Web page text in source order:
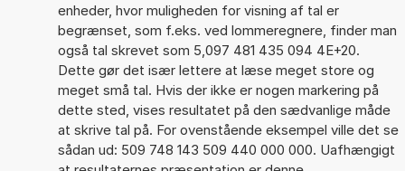
enheder, hvor muligheden for visning af tal er
begrænset, som f.eks. ved lommeregnere, finder man
også tal skrevet som 5,097 481 435 094 4E+20.
Dette gør det især lettere at læse meget store og
meget små tal. Hvis der ikke er nogen markering på
dette sted, vises resultatet på den sædvanlige måde
at skrive tal på. For ovenstående eksempel ville det se
sådan ud: 509 748 143 509 440 000 000. Uafhængigt